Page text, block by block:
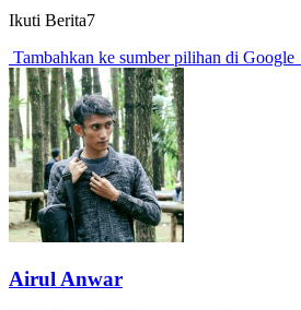
Ikuti Berita7
Tambahkan ke sumber pilihan di Google
Airul Anwar